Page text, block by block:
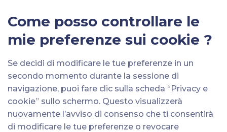
Come posso controllare le
mie preferenze sui cookie ?
Se decidi di modificare le tue preferenze in un
secondo momento durante la sessione di
navigazione, puoi fare clic sulla scheda “Privacy e
cookie” sullo schermo. Questo visualizzerà
nuovamente l’avviso di consenso che ti consentirà
di modificare le tue preferenze o revocare